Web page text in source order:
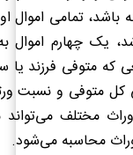
تمامی اموال
یک چهارم اموال
متوفی فرزند یا
کل متوفی و نسبت
مختلف
محاسبه می‌شود.